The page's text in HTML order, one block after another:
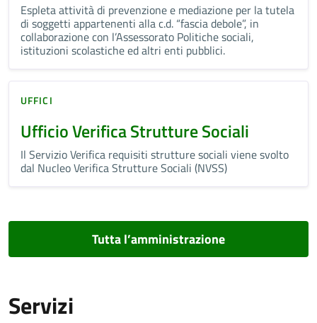
Espleta attività di prevenzione e mediazione per la tutela
di soggetti appartenenti alla c.d. “fascia debole”, in
collaborazione con l’Assessorato Politiche sociali,
istituzioni scolastiche ed altri enti pubblici.
UFFICI
Ufficio Verifica Strutture Sociali
Il Servizio Verifica requisiti strutture sociali viene svolto
dal Nucleo Verifica Strutture Sociali (NVSS)
Tutta l’amministrazione
Servizi